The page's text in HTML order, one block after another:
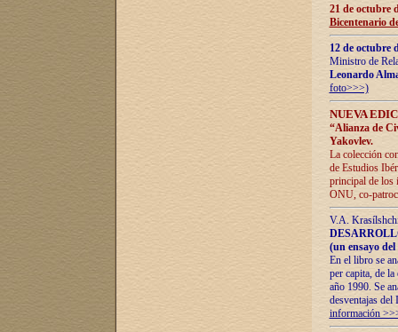
21 de octubre
Bicentenario
12 de octubre
Ministro de
Leonardo
foto>>>)
NUEVA
“Alianza de
Yakovlev.
La colección
de Estudios
principal de los
ONU, co-
V.A.
(un ensayo
En el libro se
per capita, de
año 1990. Se
desventajas
información